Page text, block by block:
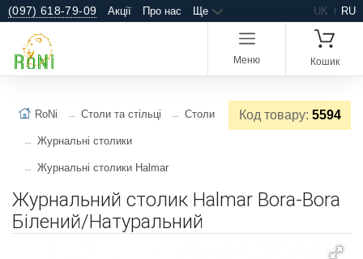
(097) 618-79-09 Акції Про нас Ще UK RU
Меню Кошик
Код товару: 5594
RoNi Столи та стільці Столи
Журнальні столики
Журнальні столики Halmar
Журнальний столик Halmar Bora-Bora
Білений/Натуральний